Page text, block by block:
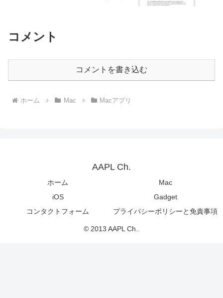
コメント
コメントを書き込む
ホーム Mac Macアプリ
AAPL Ch.
ホーム
Mac
iOS
Gadget
コンタクトフォーム
プライバシーポリシーと免責事項
© 2013 AAPL Ch..